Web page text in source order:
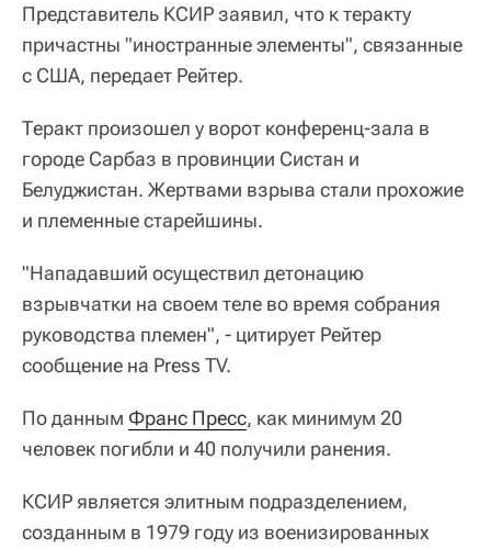
Представитель КСИР заявил, что к теракту
причастны "иностранные элементы", связанные
с США, передает Рейтер.
Теракт произошел у ворот конференц-зала в
городе Сарбаз в провинции Систан и
Белуджистан. Жертвами взрыва стали прохожие
и племенные старейшины.
"Нападавший осуществил детонацию
взрывчатки на своем теле во время собрания
руководства племен", - цитирует Рейтер
сообщение на Press TV.
По данным Франс Пресс, как минимум 20
человек погибли и 40 получили ранения.
КСИР является элитным подразделением,
созданным в 1979 году из военизированных